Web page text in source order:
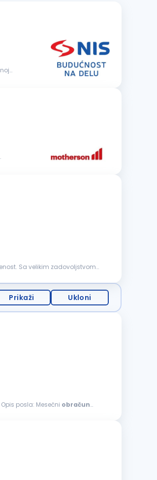
Sa velikim zadovoljstvom
Prikaži Ukloni
1 izvršilac Opis posla: Mesečni obračun